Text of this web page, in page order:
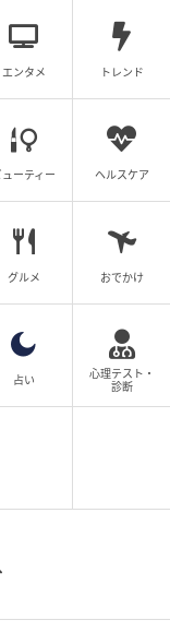
DVD03」を
やCDを再生で
エンタメ トレンド
ューティー ヘルスケア
グルメ おでかけ
占い
心理テスト・
診断